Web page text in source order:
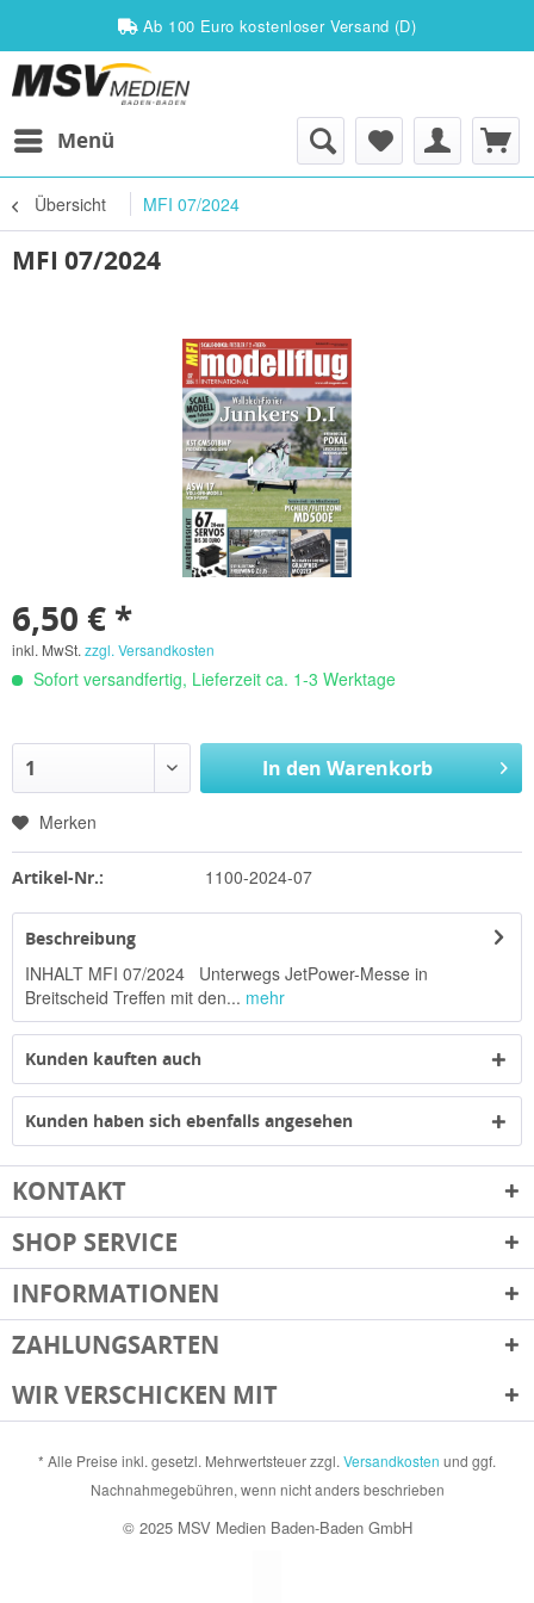
Ab 100 Euro kostenloser Versand (D)
Menü
Übersicht MFI 07/2024
MFI 07/2024
6,50 € *
inkl. MwSt. zzgl. Versandkosten
Sofort versandfertig, Lieferzeit ca. 1-3 Werktage
In denWarenkorb
Merken
Artikel-Nr.: 1100-2024-07
Beschreibung
INHALT MFI 07/2024 Unterwegs JetPower-Messe in
Breitscheid Treffen mit den... mehr
Kunden kauften auch
Kunden haben sich ebenfalls angesehen
KONTAKT
SHOP SERVICE
INFORMATIONEN
ZAHLUNGSARTEN
WIR VERSCHICKEN MIT
* Alle Preise inkl. gesetzl. Mehrwertsteuer zzgl. Versandkosten und ggf.
Nachnahmegebühren, wenn nicht anders beschrieben
© 2025 MSV Medien Baden-Baden GmbH